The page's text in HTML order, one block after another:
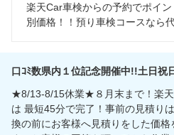
楽天Car車検からの予約でポイ
別価格！！預り車検コースなら
口ｺﾐ数県内１位記念開催中!!土日祝
★8/13-8/15休業★８月末まで！楽天
は 最短45分で完了！事前の見積り
換の前にお客様へ見積りをした価